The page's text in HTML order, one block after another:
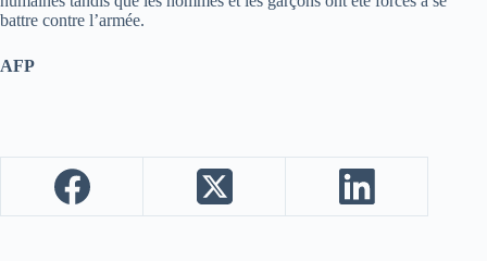
battre contre l’armée.
AFP